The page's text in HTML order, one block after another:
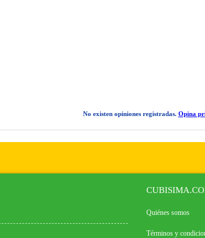
No existen opiniones registradas. Opina
Quiénes somos
Términos y